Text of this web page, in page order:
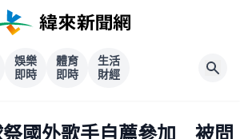
娛樂
即時
體育
即時
生活
財經
祭國外歌手自薦參加 被問